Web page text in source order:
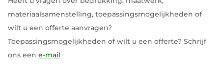
materiaalsamenstelling, toepassingsmogelijkheden of
wilt u een offerte aanvragen?
Toepassingsmogelijkheden of wilt u een offerte? Schrijf
ons een e-mail